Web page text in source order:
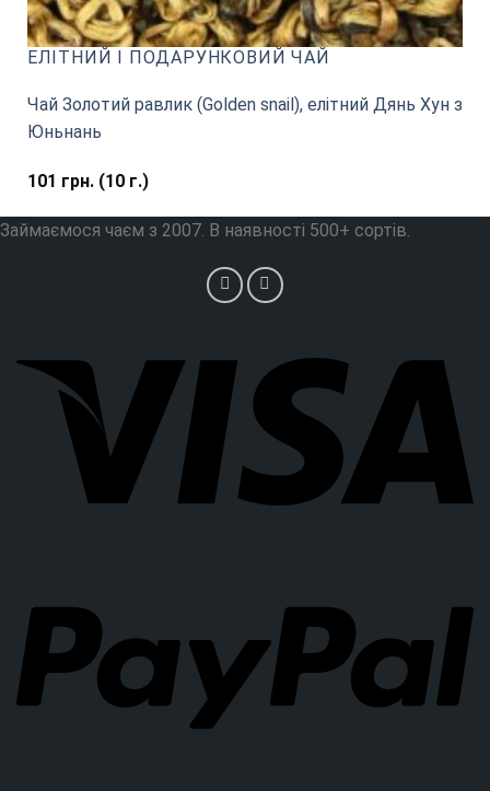
EЛІТНИЙ І ПОДАРУНКОВИЙ ЧАЙ
Чай Золотий равлик (Golden snail), елітний Дянь Хун з
Юньнань
101 грн.(10 г.)
Займаємося чаєм з 2007. В наявності 500+ сортів.